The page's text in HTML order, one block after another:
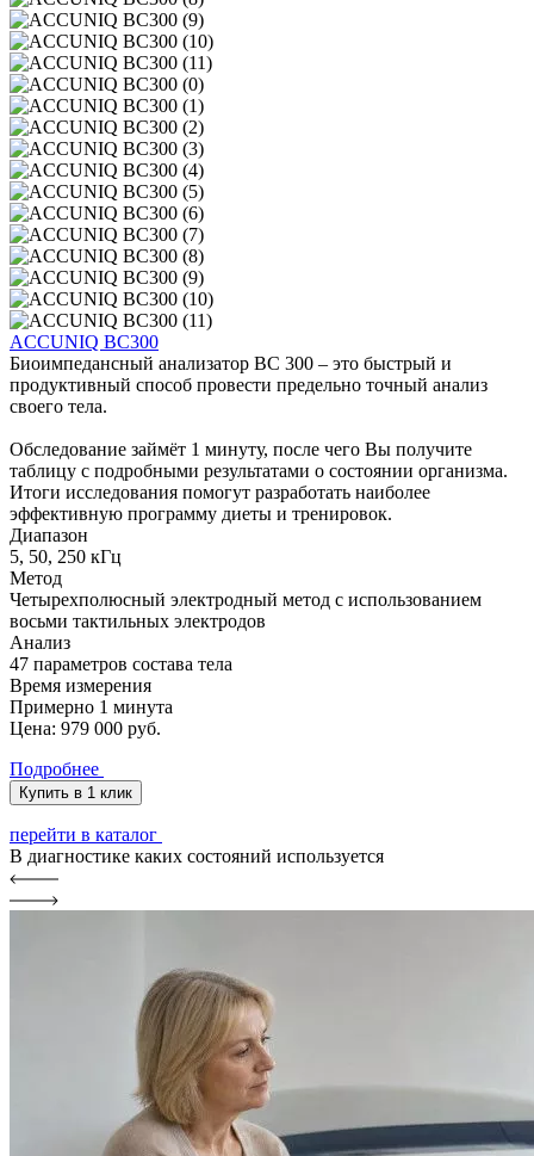
ACCUNIQ BC300
Биоимпедансный анализатор BC 300 – это быстрый и
продуктивный способ провести предельно точный анализ
своего тела.
Обследование займёт 1 минуту, после чего Вы получите
таблицу с подробными результатами о состоянии организма.
Итоги исследования помогут разработать наиболее
эффективную программу диеты и тренировок.
Диапазон
5, 50, 250 кГц
Метод
Четырехполюсный электродный метод с использованием
восьми тактильных электродов
Анализ
47 параметров состава тела
Время измерения
Примерно 1 минута
Цена: 979 000 руб.
Подробнее
Купить в 1 клик
перейти в каталог
В диагностике каких состояний используется